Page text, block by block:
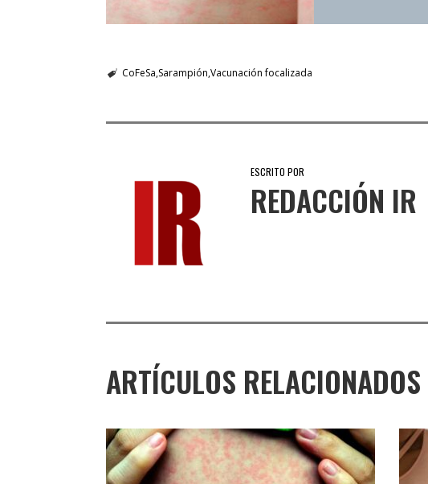
CoFeSa Sarampión Vacunación focalizada
ESCRITO POR
REDACCIÓN IR
ARTÍCULOS RELACIONADOS